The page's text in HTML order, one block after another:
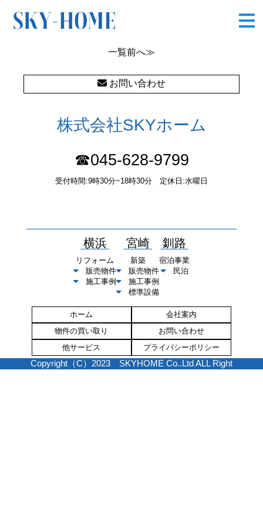
P1200363
一覧前へ≫
お問い合わせ
株式会社SKYホーム
☎045-628-9799
受付時間:9時30分~18時30分 定休日:水曜日
横浜
リフォーム
販売物件
施工事例
宮崎
新築
販売物件
施工事例
標準設備
釧路
宿泊事業
民泊
ホーム
会社案内
物件の買い取り
お問い合わせ
他サービス
プライバシーポリシー
Copyright（C）2023 SKYHOME Co..Ltd ALL Right